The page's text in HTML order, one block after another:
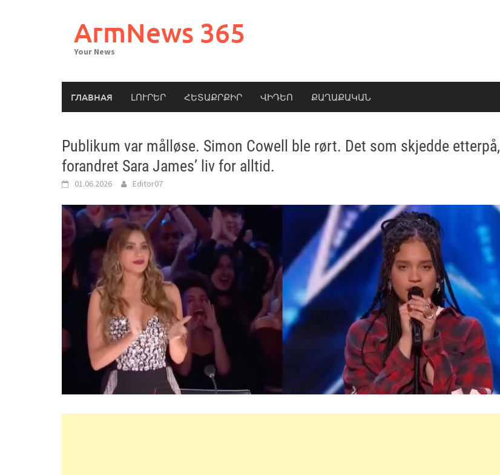
ArmNews 365
Your News
ГЛАВНАЯ ԼՈՒՐԵՐ ՀԵՏԱՔՐՔԻՐ ՎԻԴԵՈ ՔԱՂԱՔԱԿԱՆ
Publikum var målløse. Simon Cowell ble rørt. Det som skjedde etterpå,
forandret Sara James’ liv for alltid.
01.06.2026 Editor07